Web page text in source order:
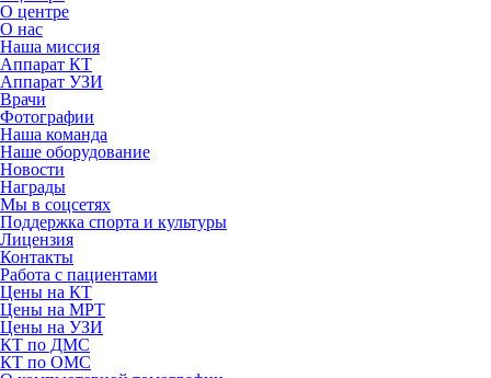
О центре
О нас
Наша миссия
Аппарат КТ
Аппарат УЗИ
Врачи
Фотографии
Наша команда
Наше оборудование
Новости
Награды
Мы в соцсетях
Поддержка спорта и культуры
Лицензия
Контакты
Работа с пациентами
Цены на КТ
Цены на МРТ
Цены на УЗИ
КТ по ДМС
КТ по ОМС